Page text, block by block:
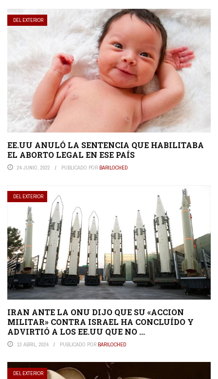
DEL EXTERIOR
EE.UU ANULÓ LA SENTENCIA QUE HABILITABA
EL ABORTO LEGAL EN ESE PAÍS
24 JUNIO, 2022 PUBLICADO POR BARILOCHED
DEL EXTERIOR
IRAN ANTE LA ONU DIJO QUE SU «ACCION
MILITAR» CONTRA ISRAEL HA CONCLUÍDO Y
ADVIRTIÓ A LOS EE.UU QUE NO ...
13 ABRIL, 2024 PUBLICADO POR BARILOCHED
DEL EXTERIOR